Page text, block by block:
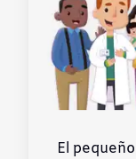
El